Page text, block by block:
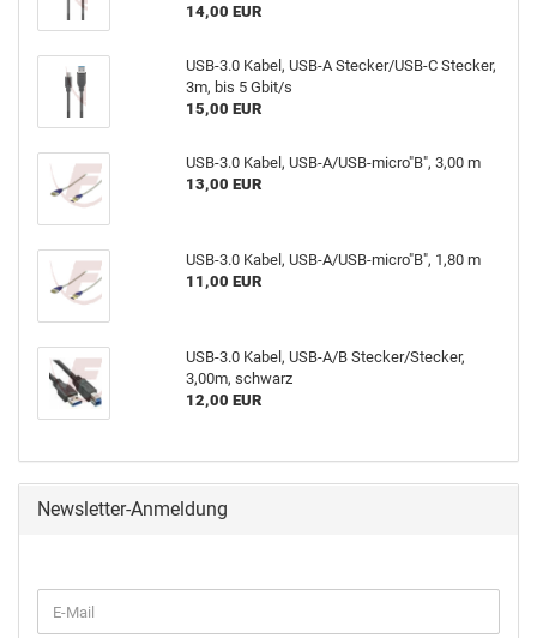
14,00 EUR
USB-3.0 Kabel, USB-A Stecker/USB-C Stecker,
3m, bis 5 Gbit/s
15,00 EUR
USB-3.0 Kabel, USB-A/USB-micro"B", 3,00 m
13,00 EUR
USB-3.0 Kabel, USB-A/USB-micro"B", 1,80 m
11,00 EUR
USB-3.0 Kabel, USB-A/B Stecker/Stecker,
3,00m, schwarz
12,00 EUR
Newsletter-Anmeldung